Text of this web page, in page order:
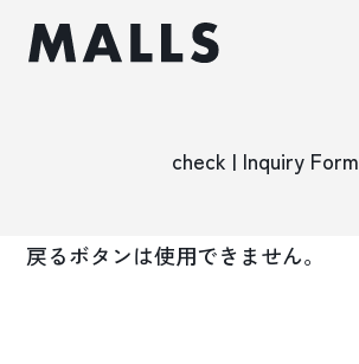
check | Inquiry Form
戻るボタンは使用できません。